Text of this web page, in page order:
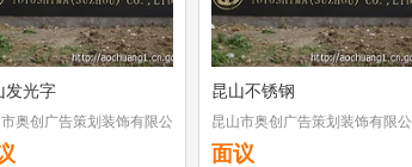
发光字
奥创广告策划装饰有限公
昆山不锈钢
昆山市奥创广告策划装饰有限公
司
面议